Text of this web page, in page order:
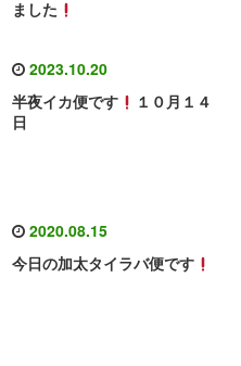
ました
2023.10.20
半夜イカ便です
１０月１４
日
2020.08.15
今日の加太タイラバ便です